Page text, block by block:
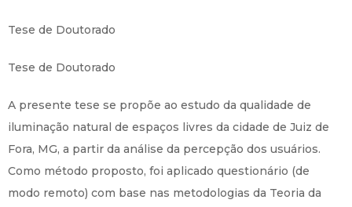
Tese de Doutorado
Tese de Doutorado
A presente tese se propõe ao estudo da qualidade de
iluminação natural de espaços livres da cidade de Juiz de
Fora, MG, a partir da análise da percepção dos usuários.
Como método proposto, foi aplicado questionário (de
modo remoto) com base nas metodologias da Teoria da